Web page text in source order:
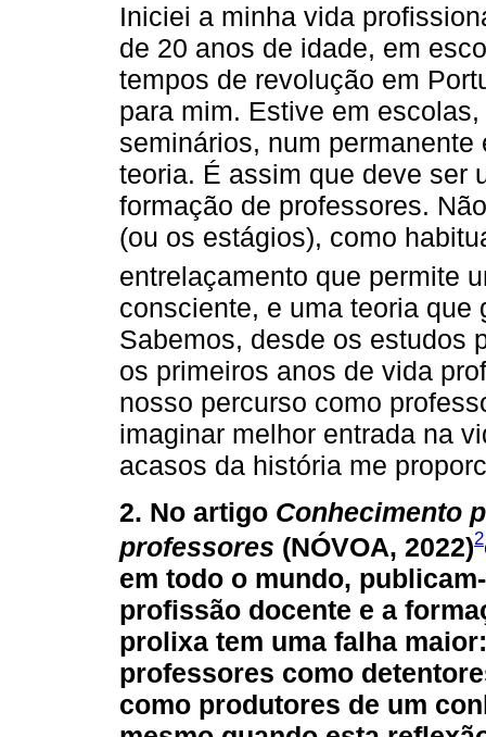
Iniciei a minha vida
de 20 anos de idade, em
tempos de revolução em
para mim. Estive em
seminários, num
teoria. É assim que deve ser
formação de professores.
(ou os estágios), como
entrelaçamento que permite
consciente, e uma teoria
Sabemos, desde os estudos
os primeiros anos de vida
nosso percurso como
imaginar melhor entrada na
acasos da história me
2. No artigo Conhecimento
professores (NÓVOA, 2022)2
em todo o mundo,
profissão docente e a
prolixa tem uma falha
professores como
como produtores de um